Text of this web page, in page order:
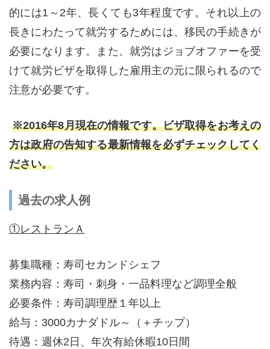
的には1～2年、長くても3年程度です。それ以上の
長きにわたって就労するためには、移民の手続きが
必要になります。また、就労はジョブオファーを受
けて就労ビザを取得した雇用主の元に限られるので
注意が必要です。
※2016年8月現在の情報です。ビザ取得をお考えの
方は政府の告知する最新情報を必ずチェックしてく
ださい。
過去の求人例
①レストランＡ
募集職種：寿司セカンドシェフ
業務内容：寿司・刺身・一品料理など調理全般
必要条件：寿司調理歴１年以上
給与：3000カナダドル～（＋チップ）
待遇：週休2日、年次有給休暇10日間